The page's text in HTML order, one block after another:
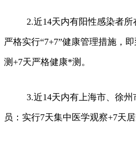
2.近14天内有阳性感染者所
严格实行“7+7”健康管理措施，
测+7天严格健康*测。
3.近14天内有上海市、徐州
员：实行7天集中医学观察+7天居